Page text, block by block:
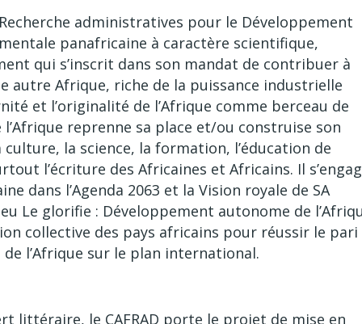
administratives pour le Développement
panafricaine à caractère scientifique,
qui s’inscrit dans son mandat de contribuer à
autre Afrique, riche de la puissance industrielle
et l’originalité de l’Afrique comme berceau de
l’Afrique reprenne sa place et/ou construise son
la science, la formation, l’éducation de
l’écriture des Africaines et Africains. Il
dans l’Agenda 2063 et la Vision royale de SA
Le glorifie : Développement autonome de
collective des pays africains pour réussir le pari
l’Afrique sur le plan international.
littéraire, le CAFRAD porte le projet de mise en